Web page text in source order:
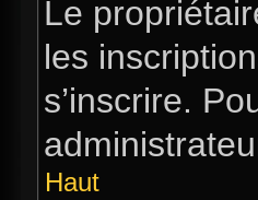
Le
les
s’inscrire.
Haut